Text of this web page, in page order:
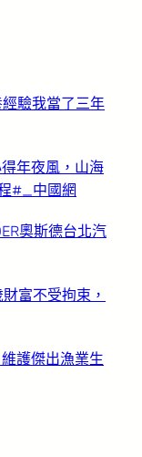
驗我當了三年
年夜風，山海
#_中國網
奧斯德台北汽
富不受拘束，
護傑出漁業生